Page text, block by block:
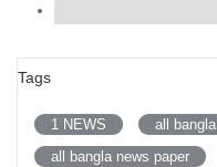
Tags
1 NEWS
all
all bangla news paper